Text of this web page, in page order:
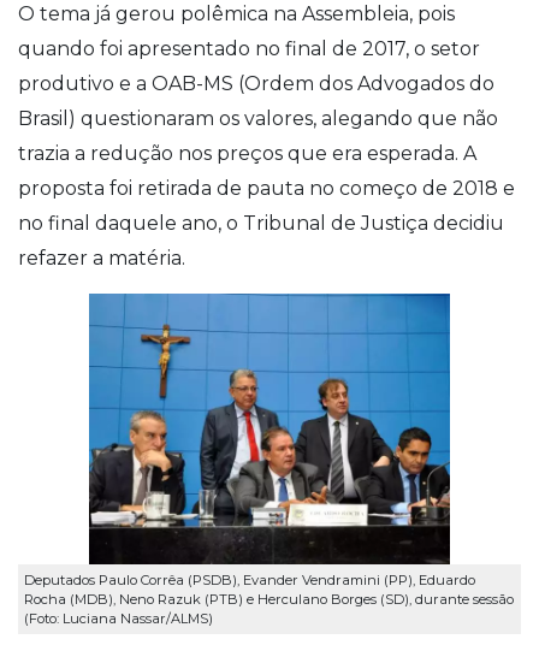
O tema já gerou polêmica na Assembleia, pois
quando foi apresentado no final de 2017, o setor
produtivo e a OAB-MS (Ordem dos Advogados do
Brasil) questionaram os valores, alegando que não
trazia a redução nos preços que era esperada. A
proposta foi retirada de pauta no começo de 2018 e
no final daquele ano, o Tribunal de Justiça decidiu
refazer a matéria.
Deputados Paulo Corrêa (PSDB), Evander Vendramini (PP), Eduardo
Rocha (MDB), Neno Razuk (PTB) e Herculano Borges (SD), durante sessão
(Foto: Luciana Nassar/ALMS)